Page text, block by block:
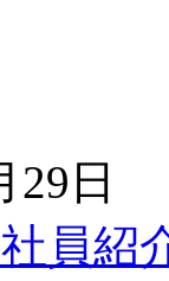
29日
員紹